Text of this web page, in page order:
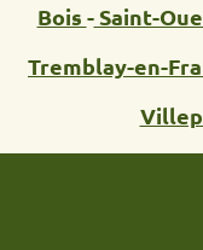
Bois -Saint-
Tremblay-en-